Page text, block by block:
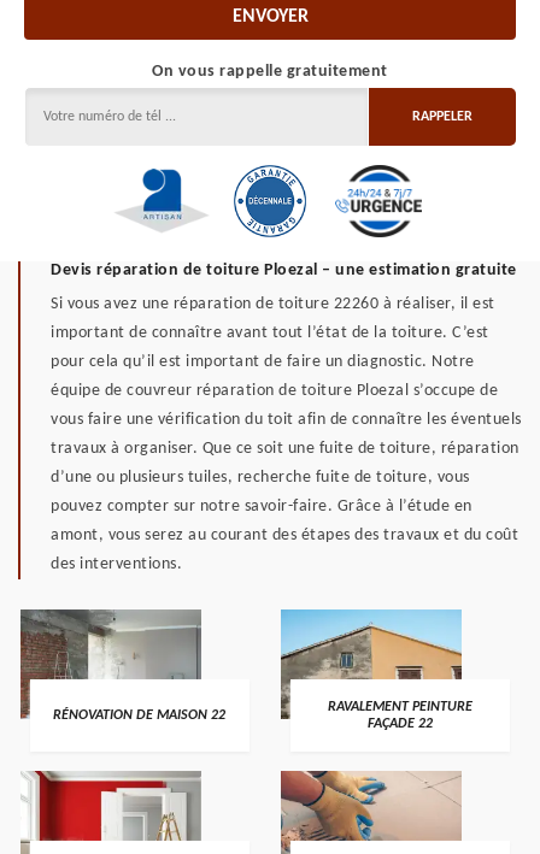
On vous rappelle gratuitement
Devis réparation de toiture Ploezal – une estimation gratuite
Si vous avez une réparation de toiture 22260 à réaliser, il est
important de connaître avant tout l’état de la toiture. C’est
pour cela qu’il est important de faire un diagnostic. Notre
équipe de couvreur réparation de toiture Ploezal s’occupe de
vous faire une vérification du toit afin de connaître les éventuels
travaux à organiser. Que ce soit une fuite de toiture, réparation
d’une ou plusieurs tuiles, recherche fuite de toiture, vous
pouvez compter sur notre savoir-faire. Grâce à l’étude en
amont, vous serez au courant des étapes des travaux et du coût
des interventions.
RÉNOVATION DE MAISON 22
RAVALEMENT PEINTURE
FAÇADE 22